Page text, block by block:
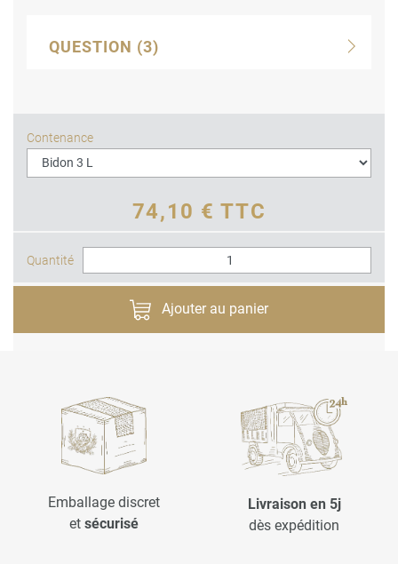
QUESTION (3)
Contenance
74,10 € TTC
Quantité
Ajouter au panier
Emballage discret
et sécurisé
Livraison en 5j
dès expédition